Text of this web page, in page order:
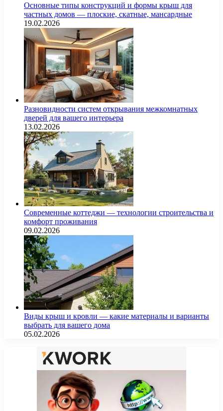
Основные типы конструкций и формы крыш для
частных домов — плоские, скатные, мансардные
19.02.2026
Разновидности систем открывания межкомнатных
дверей для вашего интерьера
13.02.2026
Современные коттеджи — технологии строительства и
комфорт проживания
09.02.2026
Виды крыш и кровли — какие материалы и варианты
выбрать для вашего дома
05.02.2026